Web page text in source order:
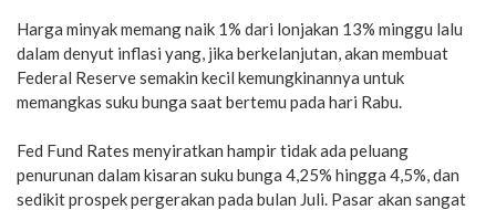
Harga minyak memang naik 1% dari lonjakan 13% minggu lalu
dalam denyut inflasi yang, jika berkelanjutan, akan membuat
Federal Reserve semakin kecil kemungkinannya untuk
memangkas suku bunga saat bertemu pada hari Rabu.
Fed Fund Rates menyiratkan hampir tidak ada peluang
penurunan dalam kisaran suku bunga 4,25% hingga 4,5%, dan
sedikit prospek pergerakan pada bulan Juli. Pasar akan sangat